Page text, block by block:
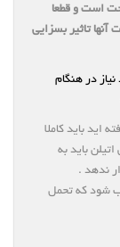
است و قطعا
تاثیر بسزایی
در هنگام
اید باید کاملا
باید به
ندهد .
شود که تحمل